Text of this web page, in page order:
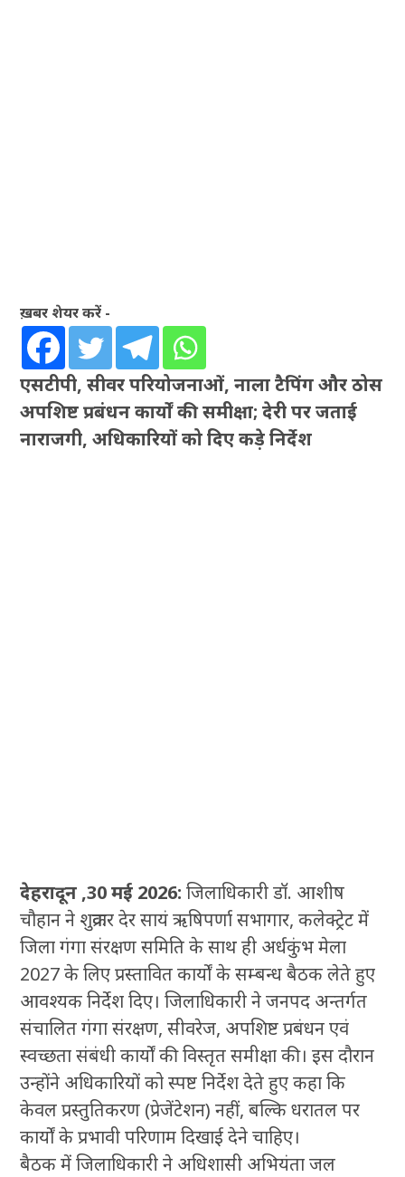
ख़बर शेयर करें -
एसटीपी, सीवर परियोजनाओं, नाला टैपिंग और ठोस
अपशिष्ट प्रबंधन कार्यों की समीक्षा; देरी पर जताई
नाराजगी, अधिकारियों को दिए कड़े निर्देश
देहरादून ,30 मई 2026: जिलाधिकारी डॉ. आशीष
चौहान ने शुक्रवार देर सायं ऋषिपर्णा सभागार, कलेक्ट्रेट में
जिला गंगा संरक्षण समिति के साथ ही अर्धकुंभ मेला
2027 के लिए प्रस्तावित कार्यों के सम्बन्ध बैठक लेते हुए
आवश्यक निर्देश दिए। जिलाधिकारी ने जनपद अन्तर्गत
संचालित गंगा संरक्षण, सीवरेज, अपशिष्ट प्रबंधन एवं
स्वच्छता संबंधी कार्यों की विस्तृत समीक्षा की। इस दौरान
उन्होंने अधिकारियों को स्पष्ट निर्देश देते हुए कहा कि
केवल प्रस्तुतिकरण (प्रेजेंटेशन) नहीं, बल्कि धरातल पर
कार्यों के प्रभावी परिणाम दिखाई देने चाहिए।
बैठक में जिलाधिकारी ने अधिशासी अभियंता जल